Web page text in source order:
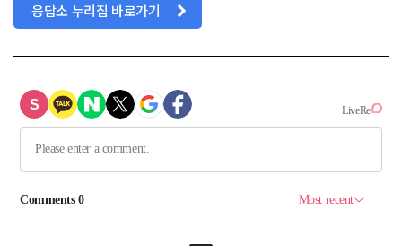
응답소 누리집 바로가기